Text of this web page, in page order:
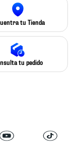
tu Tienda
tu pedido